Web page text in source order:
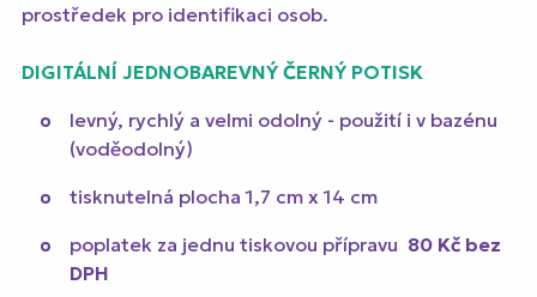
prostředek pro identifikaci osob.
DIGITÁLNÍ JEDNOBAREVNÝ ČERNÝ POTISK
levný, rychlý a velmi odolný - použití i v bazénu
(voděodolný)
tisknutelná plocha 1,7 cm x 14 cm
poplatek za jednu tiskovou přípravu 80 Kčbez
DPH